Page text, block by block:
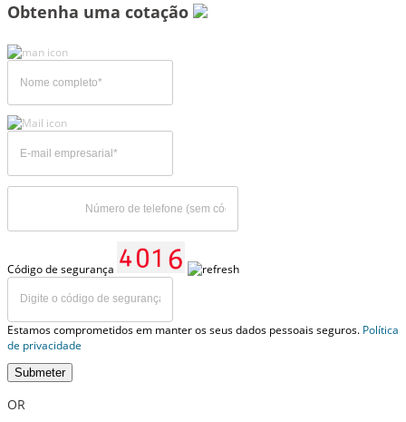
Obtenha uma cotação
Código de segurança
Estamos comprometidos em manter os seus dados pessoais seguros. Política
de privacidade
Submeter
OR